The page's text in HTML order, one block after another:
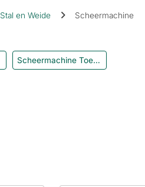
Stal en Weide Scheermachine
Scheermachine Toebehoren